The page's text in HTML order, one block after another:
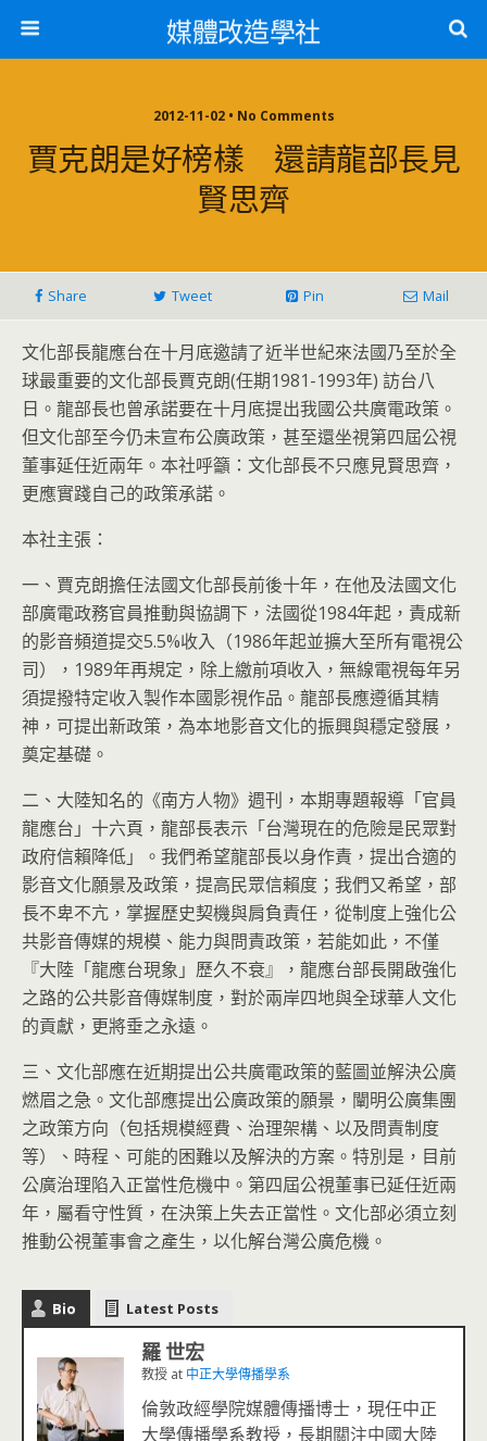
媒體改造學社
2012-11-02 • No Comments
賈克朗是好榜樣 還請龍部長見
賢思齊
Share Tweet Pin Mail
文化部長龍應台在十月底邀請了近半世紀來法國乃至於全
球最重要的文化部長賈克朗(任期1981-1993年) 訪台八
日。龍部長也曾承諾要在十月底提出我國公共廣電政策。
但文化部至今仍未宣布公廣政策，甚至還坐視第四屆公視
董事延任近兩年。本社呼籲：文化部長不只應見賢思齊，
更應實踐自己的政策承諾。
本社主張：
一、賈克朗擔任法國文化部長前後十年，在他及法國文化
部廣電政務官員推動與協調下，法國從1984年起，責成新
的影音頻道提交5.5%收入（1986年起並擴大至所有電視公
司），1989年再規定，除上繳前項收入，無線電視每年另
須提撥特定收入製作本國影視作品。龍部長應遵循其精
神，可提出新政策，為本地影音文化的振興與穩定發展，
奠定基礎。
二、大陸知名的《南方人物》週刊，本期專題報導「官員
龍應台」十六頁，龍部長表示「台灣現在的危險是民眾對
政府信賴降低」。我們希望龍部長以身作責，提出合適的
影音文化願景及政策，提高民眾信賴度；我們又希望，部
長不卑不亢，掌握歷史契機與肩負責任，從制度上強化公
共影音傳媒的規模、能力與問責政策，若能如此，不僅
『大陸「龍應台現象」歷久不衰』，龍應台部長開啟強化
之路的公共影音傳媒制度，對於兩岸四地與全球華人文化
的貢獻，更將垂之永遠。
三、文化部應在近期提出公共廣電政策的藍圖並解決公廣
燃眉之急。文化部應提出公廣政策的願景，闡明公廣集團
之政策方向（包括規模經費、治理架構、以及問責制度
等）、時程、可能的困難以及解決的方案。特別是，目前
公廣治理陷入正當性危機中。第四屆公視董事已延任近兩
年，屬看守性質，在決策上失去正當性。文化部必須立刻
推動公視董事會之產生，以化解台灣公廣危機。
Bio Latest Posts
羅 世宏
教授 at 中正大學傳播學系
倫敦政經學院媒體傳播博士，現任中正
大學傳播學系教授，長期關注中國大陸